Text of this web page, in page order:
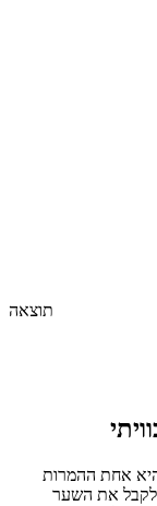
תוצאה
אחת ההמרות
לקבל את השער